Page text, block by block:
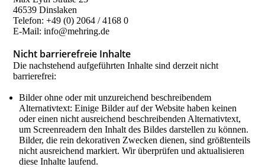
46539 Dinslaken
Telefon: +49 (0) 2064 / 4168 0
E-Mail: info@mehring.de
Nicht barrierefreie Inhalte
Die nachstehend aufgeführten Inhalte sind derzeit nicht
barrierefrei:
Bilder ohne oder mit unzureichend beschreibendem
Alternativtext: Einige Bilder auf der Website haben keinen
oder einen nicht ausreichend beschreibenden Alternativtext,
um Screenreadern den Inhalt des Bildes darstellen zu können.
Bilder, die rein dekorativen Zwecken dienen, sind größtenteils
nicht ausreichend markiert. Wir überprüfen und aktualisieren
diese Inhalte laufend.